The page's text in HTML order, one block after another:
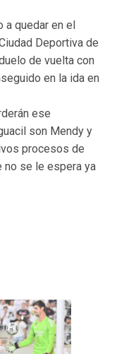
quedar en el
Deportiva de
de vuelta con
en la ida en
ese
son Mendy y
procesos de
no se le espera ya